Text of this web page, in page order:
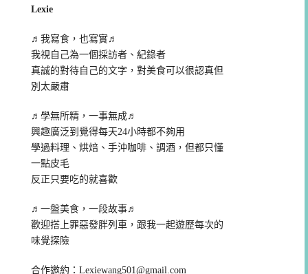
Lexie
♬我寫食，也寫實♬
我視自己為一個採訪者、紀錄者
真誠的對待自己的文字，對美食可以很認真但
別太嚴肅
♬學無所精，一事無成♬
興趣廣泛到覺得每天24小時都不夠用
學過料理、烘焙、手沖咖啡、調酒，但都只懂
一點皮毛
反正只要吃的就喜歡
♬一盤美食，一段故事♬
歡迎搭上罪惡發胖列車，跟我一起遊歷每次的
味覺探險
合作邀約：Lexiewang501@gmail.com